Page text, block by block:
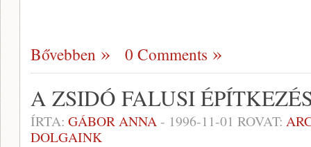
Bővebben 0 Comments
A ZSIDÓ FALUSI
ÍRTA: GÁBOR ANNA- 1996-11-01 ROVAT:
DOLGAINK